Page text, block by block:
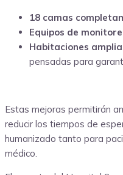
18 camas
Equipos de
Habitaciones
pensadas para
Estas mejoras permitirán
reducir los tiempos de
humanizado tanto para
médico.